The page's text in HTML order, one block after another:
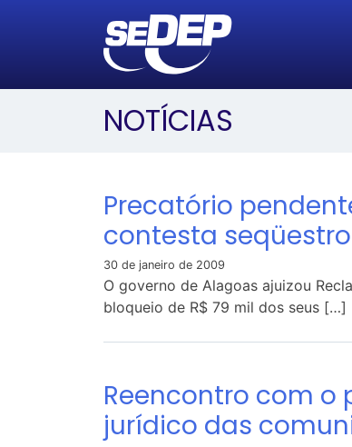
NOTÍCIAS
Precatório
contesta seqüestro
30 de janeiro de 2009
O governo de Alagoas ajuizou
bloqueio de R$ 79 mil dos seus […]
Reencontro com o
jurídico das